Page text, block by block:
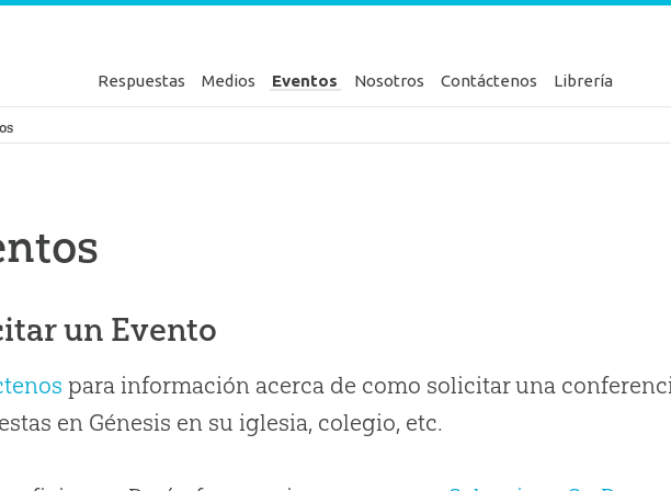
Respuestas Medios Eventos Nosotros Contáctenos Librería
Génesis
un Evento
para información acerca de como solicitar una
en Génesis en su iglesia, colegio, etc.